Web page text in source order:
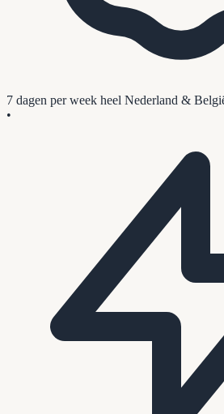
7 dagen per week heel Nederland &
•